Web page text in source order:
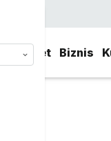
Svet Biznis